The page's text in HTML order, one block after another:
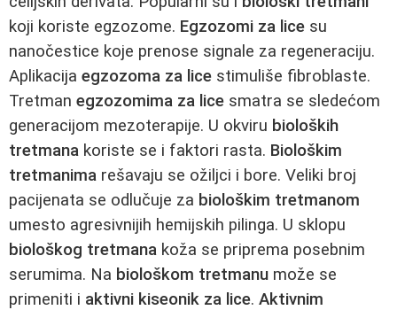
koji koriste egzozome. Egzozomi za lice su
nanočestice koje prenose signale za regeneraciju.
Aplikacija egzozoma za lice stimuliše fibroblaste.
Tretman egzozomima za lice smatra se sledećom
generacijom mezoterapije. U okviru bioloških
tretmana koriste se i faktori rasta. Biološkim
tretmanima rešavaju se ožiljci i bore. Veliki broj
pacijenata se odlučuje za biološkim tretmanom
umesto agresivnijih hemijskih pilinga. U sklopu
biološkog tretmana koža se priprema posebnim
serumima. Na biološkom tretmanu može se
primeniti i aktivni kiseonik za lice. Aktivnim